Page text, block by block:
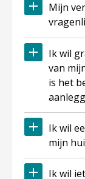
Mijn verandering staat niet in de ZAV-
Ik wil graag zonnepanelen op het dak
van
is het
Ik wil een kleine aanpassing doen in
mijn
Ik wil iets veranderen aan mijn woning.